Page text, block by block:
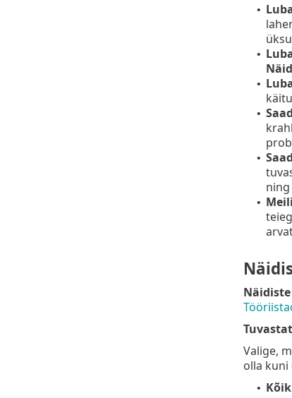
•
•
•
•
•
•
Valige,
olla kuni
•